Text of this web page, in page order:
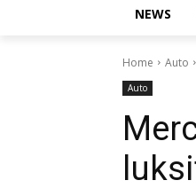
NEWS
Home Auto
Auto